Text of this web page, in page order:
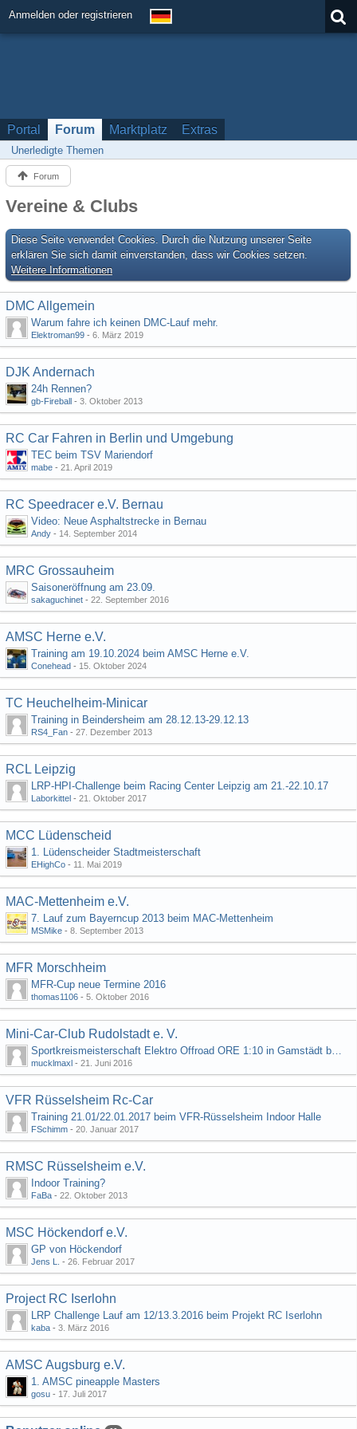
Anmelden oder registrieren
Portal Forum Marktplatz Extras
Unerledigte Themen
Forum
Vereine & Clubs
Diese Seite verwendet Cookies. Durch die Nutzung unserer Seite
erklären Sie sich damit einverstanden, dass wir Cookies setzen.
Weitere Informationen
DMC Allgemein
Warum fahre ich keinen DMC-Lauf mehr.
Elektroman99 - 6. März 2019
DJK Andernach
24h Rennen?
gb-Fireball - 3. Oktober 2013
RC Car Fahren in Berlin und Umgebung
TEC beim TSV Mariendorf
mabe - 21. April 2019
RC Speedracer e.V. Bernau
Video: Neue Asphaltstrecke in Bernau
Andy - 14. September 2014
MRC Grossauheim
Saisoneröffnung am 23.09.
sakaguchinet - 22. September 2016
AMSC Herne e.V.
Training am 19.10.2024 beim AMSC Herne e.V.
Conehead - 15. Oktober 2024
TC Heuchelheim-Minicar
Training in Beindersheim am 28.12.13-29.12.13
RS4_Fan - 27. Dezember 2013
RCL Leipzig
LRP-HPI-Challenge beim Racing Center Leipzig am 21.-22.10.17
Laborkittel - 21. Oktober 2017
MCC Lüdenscheid
1. Lüdenscheider Stadtmeisterschaft
EHighCo - 11. Mai 2019
MAC-Mettenheim e.V.
7. Lauf zum Bayerncup 2013 beim MAC-Mettenheim
MSMike - 8. September 2013
MFR Morschheim
MFR-Cup neue Termine 2016
thomas1106 - 5. Oktober 2016
Mini-Car-Club Rudolstadt e. V.
Sportkreismeisterschaft Elektro Offroad ORE 1:10 in Gamstädt bei Erfurt, Outdoor mit Indoor Ausweichmöglichkeit!!!
mucklmaxl - 21. Juni 2016
VFR Rüsselsheim Rc-Car
Training 21.01/22.01.2017 beim VFR-Rüsselsheim Indoor Halle
FSchimm - 20. Januar 2017
RMSC Rüsselsheim e.V.
Indoor Training?
FaBa - 22. Oktober 2013
MSC Höckendorf e.V.
GP von Höckendorf
Jens L. - 26. Februar 2017
Project RC Iserlohn
LRP Challenge Lauf am 12/13.3.2016 beim Projekt RC Iserlohn
kaba - 3. März 2016
AMSC Augsburg e.V.
1. AMSC pineapple Masters
gosu - 17. Juli 2017